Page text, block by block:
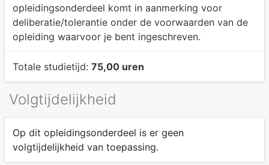
opleidingsonderdeel komt in aanmerking voor
deliberatie/tolerantie onder de voorwaarden van de
opleiding waarvoor je bent ingeschreven.
Totale studietijd: 75,00 uren
Volgtijdelijkheid
Op dit opleidingsonderdeel is er geen
volgtijdelijkheid van toepassing.